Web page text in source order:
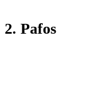
2. Pafos